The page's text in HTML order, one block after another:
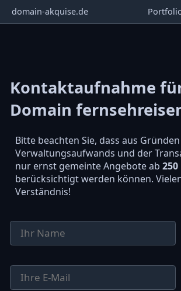
domain-akquise.de
Kontaktaufnahme
Domain
Bitte beachten Sie, dass aus
Verwaltungsaufwands und der
nur ernst gemeinte Angebote ab 250
berücksichtigt werden können.
Verständnis!